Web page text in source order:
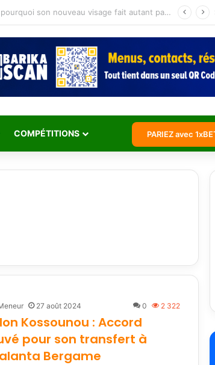
Jean Michaël Seri retraite internationale : l’histoire d’un maestro qui a marqué les Éléphants
COMPÉTITIONS PARIEZ avec
27 août 2024 0 2 322
Kossounou : Accord
pour son transfert à
Bergame